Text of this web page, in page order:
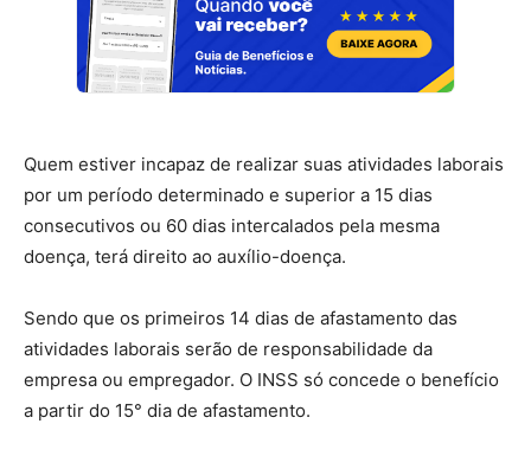
Quem estiver incapaz de realizar suas atividades laborais
por um período determinado e superior a 15 dias
consecutivos ou 60 dias intercalados pela mesma
doença, terá direito ao auxílio-doença.
Sendo que os primeiros 14 dias de afastamento das
atividades laborais serão de responsabilidade da
empresa ou empregador. O INSS só concede o benefício
a partir do 15° dia de afastamento.